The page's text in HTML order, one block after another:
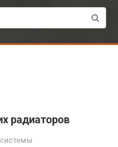
радиаторов